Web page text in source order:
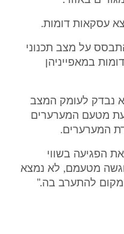
עסקאות דומות.
על מצב תכנוני
במאפייניהן
נבדק לעומק המצב
מטעם המערערים
המערערים.
הפגיעה בשווי
מטעמם, לא נמצא
להתערב בה."